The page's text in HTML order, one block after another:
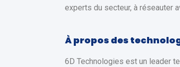
experts du secteur, à réseauter
À propos des
6D Technologies est un leader